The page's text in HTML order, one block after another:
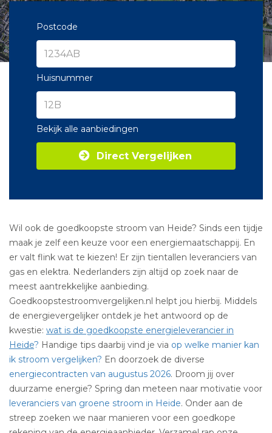
Postcode
Huisnummer
Bekijk alle aanbiedingen
Direct Vergelijken
Wil ook de goedkoopste stroom van Heide? Sinds een tijdje
maak je zelf een keuze voor een energiemaatschappij. En
er valt flink wat te kiezen! Er zijn tientallen leveranciers van
gas en elektra. Nederlanders zijn altijd op zoek naar de
meest aantrekkelijke aanbieding.
Goedkoopstestroomvergelijken.nl helpt jou hierbij. Middels
de energievergelijker ontdek je het antwoord op de
kwestie: wat is de goedkoopste energieleverancier in
Heide? Handige tips daarbij vind je via op welke manier kan
ik stroom vergelijken? En doorzoek de diverse
energiecontracten van augustus 2026. Droom jij over
duurzame energie? Spring dan meteen naar motivatie voor
leveranciers van groene stroom in Heide. Onder aan de
streep zoeken we naar manieren voor een goedkope